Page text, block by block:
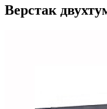
Верстак